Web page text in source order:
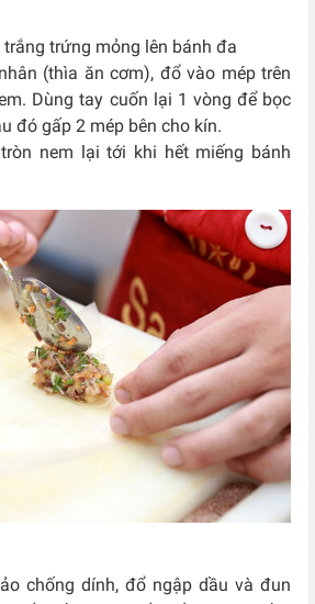
trắng trứng mỏng lên bánh đa
(thìa ăn cơm), đổ vào mép trên
Dùng tay cuốn lại 1 vòng để bọc
đó gấp 2 mép bên cho kín.
nem lại tới khi hết miếng bánh
chống dính, đổ ngập dầu và đun